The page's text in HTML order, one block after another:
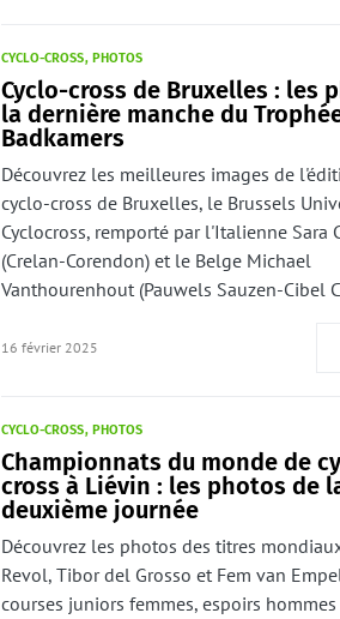
CYCLO-CROSS PHOTOS
Cyclo-cross de Bruxelles : les
la dernière manche du
Badkamers
Découvrez les meilleures images de
cyclo-cross de Bruxelles, le Brussels
Cyclocross, remporté par l'Italienne Sara
(Crelan-Corendon) et le Belge Michael
Vanthourenhout (Pauwels Sauzen-Cibel
16 février 2025
CYCLO-CROSS PHOTOS
Championnats du monde de
cross à Liévin : les photos de
deuxième journée
Découvrez les photos des titres
Revol, Tibor del Grosso et Fem van
courses juniors femmes, espoirs